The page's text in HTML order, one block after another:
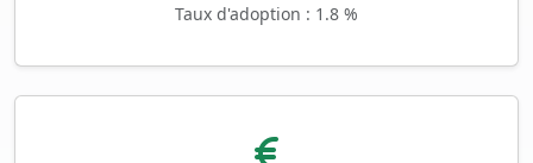
Taux d'adoption : 1.8 %